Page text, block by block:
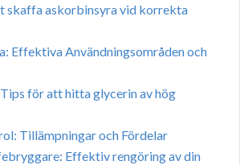
skaffa askorbinsyra vid korrekta
Effektiva Användningsområden och
för att hitta glycerin av hög
Tillämpningar och Fördelar
Effektiv rengöring av din